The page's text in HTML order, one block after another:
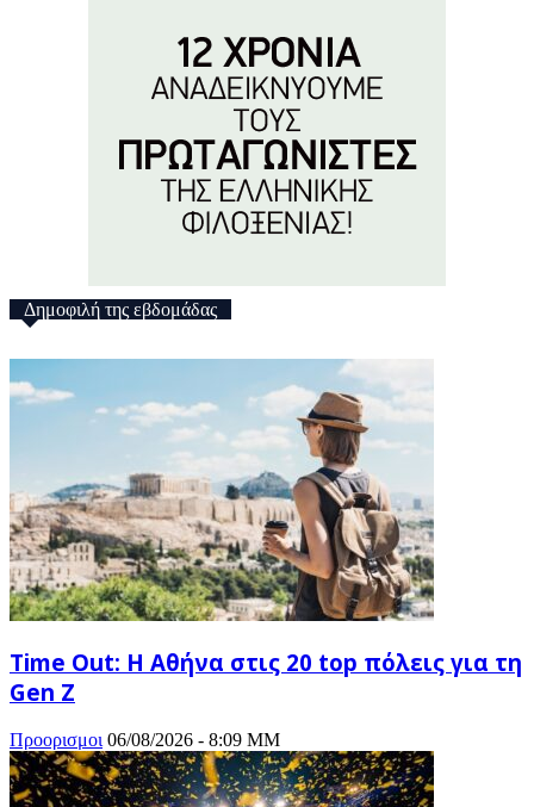
Δημοφιλή της εβδομάδας
Time Out: Η Αθήνα στις 20 top πόλεις για τη
Gen Z
Προορισμοι 06/08/2026 - 8:09 ΜΜ